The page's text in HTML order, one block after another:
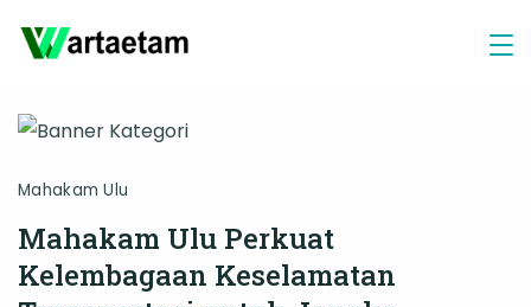
Mahakam Ulu
Mahakam Ulu Perkuat
Kelembagaan Keselamatan